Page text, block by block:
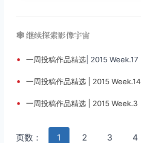
🕸️ 继续探索影像宇宙
• 一周投稿作品精选 | 2015 Week.17
• 一周投稿作品精选 | 2015 Week.14
• 一周投稿作品精选 | 2015 Week.3
页数： 1 2 3 4